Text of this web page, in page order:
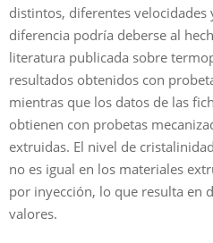
distintos, diferentes velocidades
diferencia podría deberse al
literatura publicada sobre
resultados obtenidos con
mientras que los datos de las
obtienen con probetas
extruidas. El nivel de
no es igual en los materiales
por inyección, lo que resulta en
valores.